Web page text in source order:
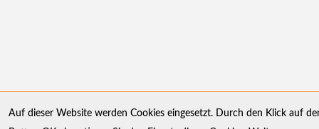
Auf dieser Website werden Cookies eingesetzt. Durch den Klick auf